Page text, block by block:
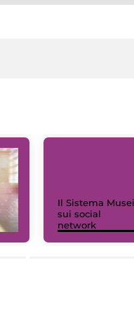
Il Sistema Musei
sui social
network